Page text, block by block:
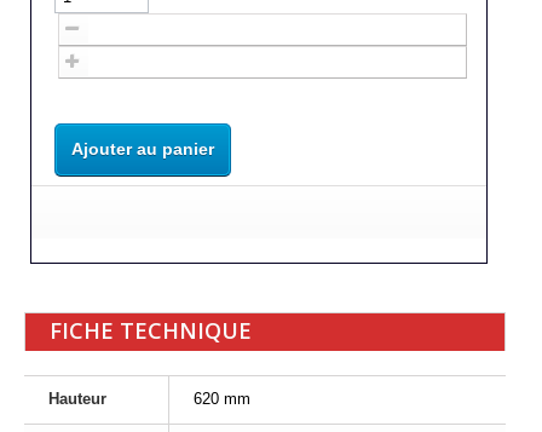
Ajouter au panier
FICHE TECHNIQUE
Hauteur 620 mm